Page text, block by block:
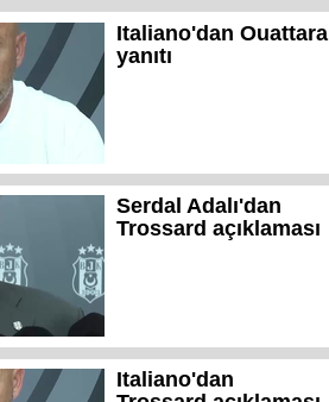
Italiano'dan Ouattara
yanıtı
Serdal Adalı'dan
Trossard açıklaması
Italiano'dan